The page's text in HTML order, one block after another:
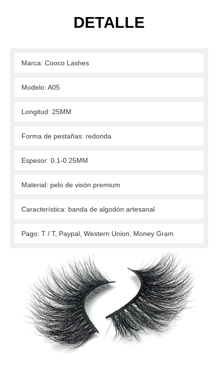
DETALLE
Marca: Cooco Lashes
Modelo: A05
Longitud: 25MM
Forma de pestañas: redonda
Espesor: 0.1-0.25MM
Material: pelo de visón premium
Característica: banda de algodón artesanal
Pago: T / T, Paypal, Western Union, Money Gram